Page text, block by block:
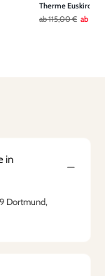
Therme Euskirchen
ab115,00 € ab
in
Dortmund,